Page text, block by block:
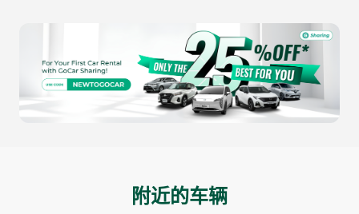
附近的车辆